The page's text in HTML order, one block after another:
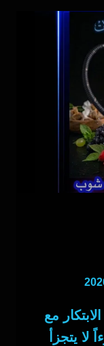
مع
يتجزأ